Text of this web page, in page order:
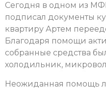
Сегодня в одном из
подписал документы
квартиру Артем
Благодаря помощи
собранные средства
холодильник,
Неожиданная помощь